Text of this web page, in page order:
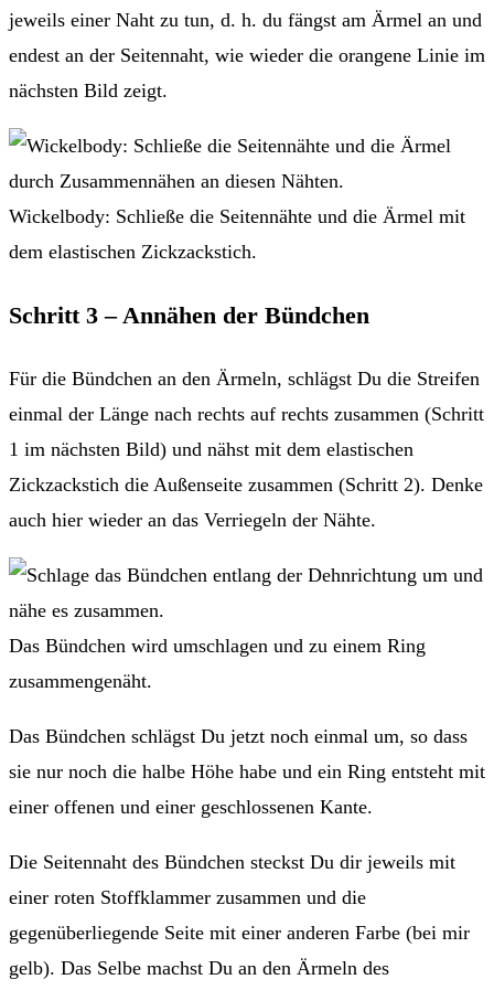
jeweils einer Naht zu tun, d. h. du fängst am Ärmel an und
endest an der Seitennaht, wie wieder die orangene Linie im
nächsten Bild zeigt.
Wickelbody: Schließe die Seitennähte und die Ärmel mit
dem elastischen Zickzackstich.
Schritt 3 – Annähen der Bündchen
Für die Bündchen an den Ärmeln, schlägst Du die Streifen
einmal der Länge nach rechts auf rechts zusammen (Schritt
1 im nächsten Bild) und nähst mit dem elastischen
Zickzackstich die Außenseite zusammen (Schritt 2). Denke
auch hier wieder an das Verriegeln der Nähte.
Das Bündchen wird umschlagen und zu einem Ring
zusammengenäht.
Das Bündchen schlägst Du jetzt noch einmal um, so dass
sie nur noch die halbe Höhe habe und ein Ring entsteht mit
einer offenen und einer geschlossenen Kante.
Die Seitennaht des Bündchen steckst Du dir jeweils mit
einer roten Stoffklammer zusammen und die
gegenüberliegende Seite mit einer anderen Farbe (bei mir
gelb). Das Selbe machst Du an den Ärmeln des